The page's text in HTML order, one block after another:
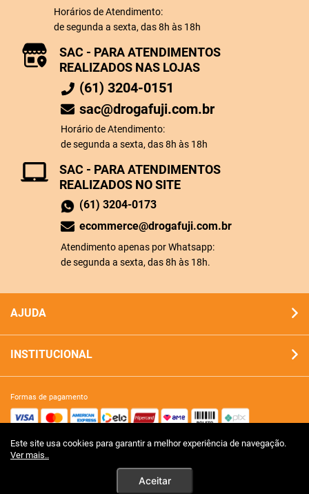
Este site usa cookies para garantir a melhor experiência de navegação.
Ver mais..
Aceitar
Horários de Atendimento:
de segunda a sexta, das 8h às 18h
SAC - PARA ATENDIMENTOS
REALIZADOS NO SITE
(61) 3204-0173
ecommerce@drogafuji.com.br
Atendimento apenas por Whatsapp:
de segunda a sexta, das 8h às 18h.
SAC - PARA ATENDIMENTOS
REALIZADOS NAS LOJAS
(61) 3204-0151
sac@drogafuji.com.br
Horário de Atendimento:
de segunda a sexta, das 8h às 18h
AJUDA
INSTITUCIONAL
formas de pagamento
site 100% seguro